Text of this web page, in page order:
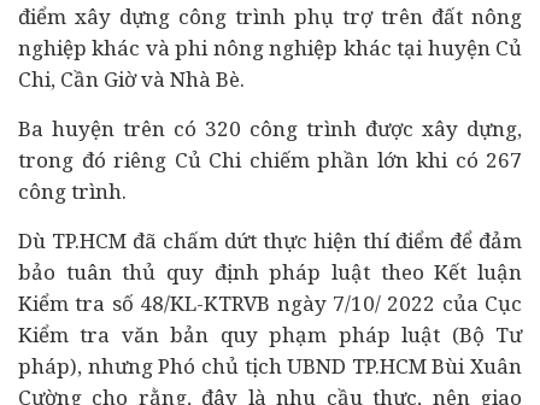
điểm xây dựng công trình phụ trợ trên đất nông
nghiệp khác và phi nông nghiệp khác tại huyện Củ
Chi, Cần Giờ và Nhà Bè.
Ba huyện trên có 320 công trình được xây dựng,
trong đó riêng Củ Chi chiếm phần lớn khi có 267
công trình.
Dù TP.HCM đã chấm dứt thực hiện thí điểm để đảm
bảo tuân thủ quy định pháp luật theo Kết luận
Kiểm tra số 48/KL-KTRVB ngày 7/10/ 2022 của Cục
Kiểm tra văn bản quy phạm pháp luật (Bộ Tư
pháp), nhưng Phó chủ tịch UBND TP.HCM Bùi Xuân
Cường cho rằng, đây là nhu cầu thực, nên giao